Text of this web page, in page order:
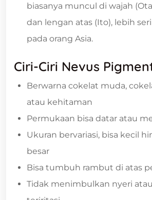
biasanya muncul di wajah
dan lengan atas (Ito), lebih
pada orang Asia.
Ciri-Ciri Nevus
Berwarna cokelat muda,
atau kehitaman
Permukaan bisa datar atau
Ukuran bervariasi, bisa kecil
besar
Bisa tumbuh rambut di atas
Tidak menimbulkan nyeri